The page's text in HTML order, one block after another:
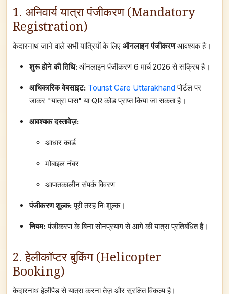
1. अनिवार्य यात्रा पंजीकरण (Mandatory
Registration)
केदारनाथ जाने वाले सभी यात्रियों के लिए ऑनलाइन पंजीकरणआवश्यक है।
शुरू होने की तिथि: ऑनलाइन पंजीकरण 6 मार्च 2026 से सक्रिय है।
आधिकारिक वेबसाइट: Tourist Care Uttarakhand पोर्टल पर
जाकर "यात्रा पास" या QR कोड प्राप्त किया जा सकता है।
आवश्यक दस्तावेज़:
आधार कार्ड
मोबाइल नंबर
आपातकालीन संपर्क विवरण
पंजीकरण शुल्क:पूरी तरह निःशुल्क।
नियम:पंजीकरण के बिना सोनप्रयाग से आगे की यात्रा प्रतिबंधित है।
2. हेलीकॉप्टर बुकिंग (Helicopter
Booking)
केदारनाथ हेलीपैड से यात्रा करना तेज़ और सुरक्षित विकल्प है।